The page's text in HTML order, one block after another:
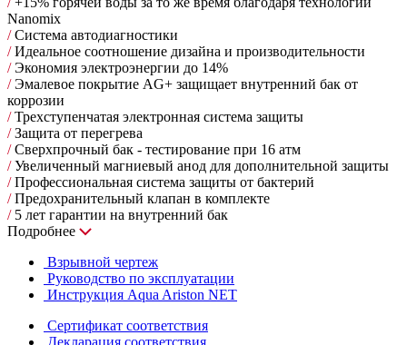
Nanomix
/Cистема автодиагностики
/Идеальное соотношение дизайна и производительности
/Экономия электроэнергии до 14%
/Эмалевое покрытие AG+ защищает внутренний бак от
коррозии
/Трехступенчатая электронная система защиты
/Защита от перегрева
/Сверхпрочный бак - тестирование при 16 атм
/Увеличенный магниевый анод для дополнительной защиты
/Профессиональная система защиты от бактерий
/Предохранительный клапан в комплекте
/5 лет гарантии на внутренний бак
Подробнее
Взрывной чертеж
Руководство по эксплуатации
Инструкция Aqua Ariston NET
Сертификат соответствия
Декларация соответствия